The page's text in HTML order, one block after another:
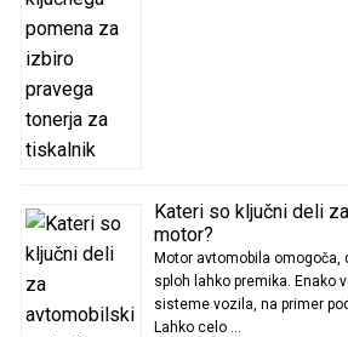
Kateri so ključni deli
motor?
Motor avtomobila omogoča,
sploh lahko premika. Enako
sisteme vozila, na primer
Lahko celo …